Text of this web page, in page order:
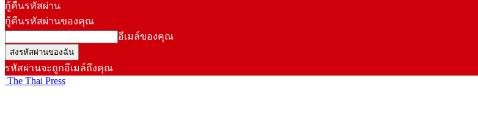
กู้คืนรหัสผ่าน
กู้คืนรหัสผ่านของคุณ
อีเมล์ของคุณ
รหัสผ่านจะถูกอีเมล์ถึงคุณ
The Thai Press